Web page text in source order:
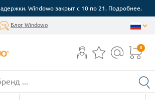
Windowo закрыт с 10 по 21. Подробнее.
Блог Windowo
0